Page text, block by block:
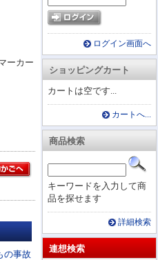
ログイン画面へ
ショッピングカート
カートは空です...
カートへ...
商品検索
キーワードを入力して商
品を探せます
詳細検索
連想検索
ーカー
の事故